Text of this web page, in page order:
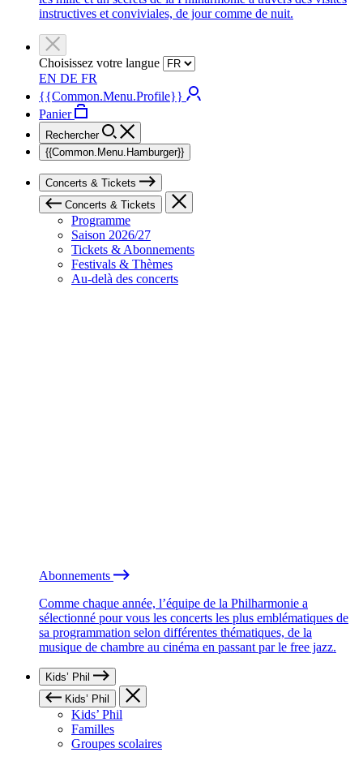
instructives et conviviales, de jour comme de nuit.
Choisissez votre langue
EN DE FR
{{Common.Menu.Profile}}
Panier
Rechercher
{{Common.Menu.Hamburger}}
Concerts & Tickets
Concerts & Tickets
Programme
Saison 2026/27
Tickets & Abonnements
Festivals & Thèmes
Au-delà des concerts
Abonnements
Comme chaque année, l’équipe de la Philharmonie a
sélectionné pour vous les concerts les plus emblématiques de
sa programmation selon différentes thématiques, de la
musique de chambre au cinéma en passant par le free jazz.
Kids’ Phil
Kids’ Phil
Kids’ Phil
Familles
Groupes scolaires